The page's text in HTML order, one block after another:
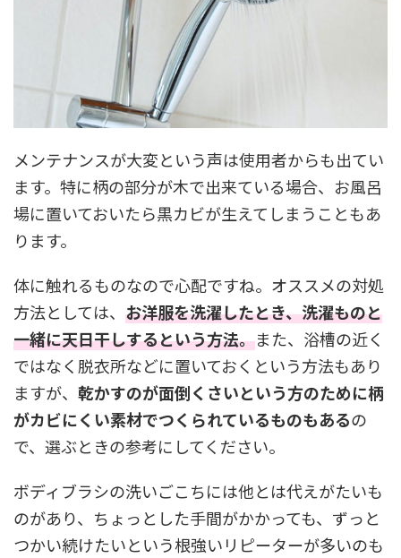
メンテナンスが大変という声は使用者からも出てい
ます。特に柄の部分が木で出来ている場合、お風呂
場に置いておいたら黒カビが生えてしまうこともあ
ります。
体に触れるものなので心配ですね。オススメの対処
方法としては、 お洋服を洗濯したとき、洗濯ものと
一緒に天日干しするという方法。また、浴槽の近く
ではなく脱衣所などに置いておくという方法もあり
ますが、 乾かすのが面倒くさいという方のために柄
がカビにくい素材でつくられているものもあるの
で、選ぶときの参考にしてください。
ボディブラシの洗いごこちには他とは代えがたいも
のがあり、ちょっとした手間がかかっても、ずっと
つかい続けたいという根強いリピーターが多いのも